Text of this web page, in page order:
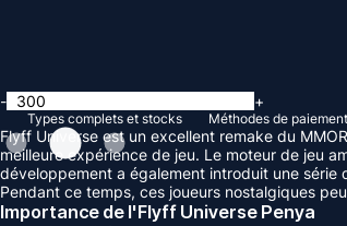
-
+
Types complets et stocks Méthodes de
Flyff Universe est un excellent remake du
meilleure expérience de jeu. Le moteur de jeu
développement a également introduit une
Pendant ce temps, ces joueurs nostalgiques
Importance de l'Flyff Universe Penya